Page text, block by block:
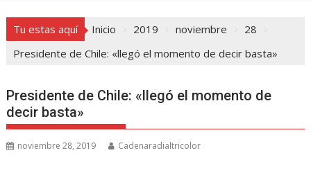
Tu estas aquí Inicio 2019 noviembre
28
Presidente de Chile: «llegó el momento de decir basta»
Presidente de Chile: «llegó el momento de
decir basta»
noviembre 28, 2019 Cadenaradialtricolor